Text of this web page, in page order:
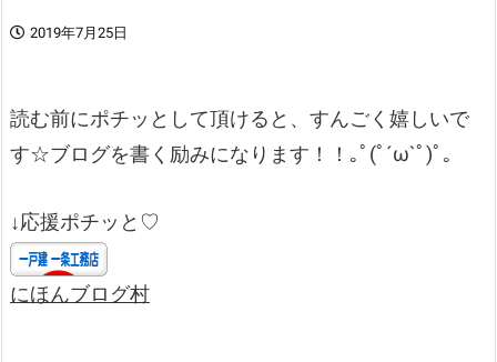
2019年7月25日
読む前にポチッとして頂けると、すんごく嬉しいで
す☆ブログを書く励みになります！！｡ﾟ(ﾟ´ω`ﾟ)ﾟ｡
↓応援ポチッと♡
にほんブログ村